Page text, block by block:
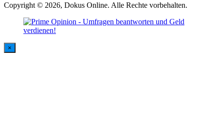
Copyright © 2026, Dokus Online. Alle Rechte vorbehalten.
×